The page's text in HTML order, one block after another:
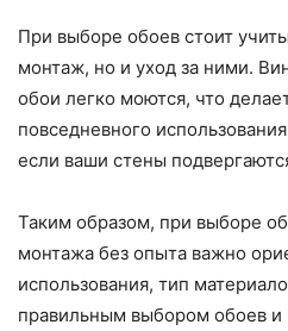
При выборе обоев стоит
монтаж, но и уход за ними.
обои легко моются, что
повседневного
если ваши стены
Таким образом, при выборе
монтажа без опыта важно
использования, тип
правильным выбором обоев и